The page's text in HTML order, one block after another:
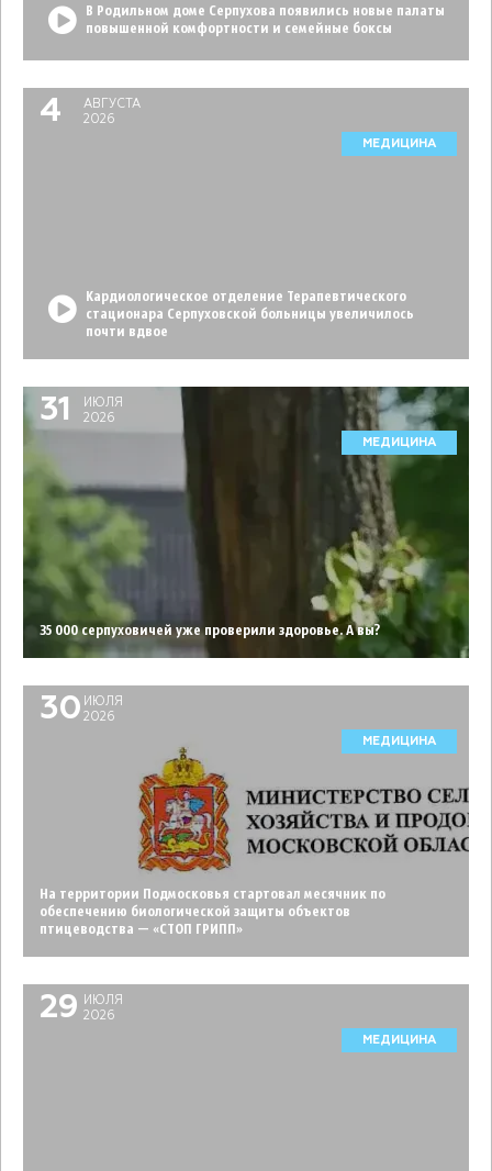
В Родильном доме Серпухова появились новые палаты
повышенной комфортности и семейные боксы
4
АВГУСТА
2026
МЕДИЦИНА
Кардиологическое отделение Терапевтического
стационара Серпуховской больницы увеличилось
почти вдвое
31
ИЮЛЯ
2026
МЕДИЦИНА
35 000 серпуховичей уже проверили здоровье. А вы?
30 ИЮЛЯ
2026
МЕДИЦИНА
На территории Подмосковья стартовал месячник по
обеспечению биологической защиты объектов
птицеводства — «СТОП ГРИПП»
29
ИЮЛЯ
2026
МЕДИЦИНА